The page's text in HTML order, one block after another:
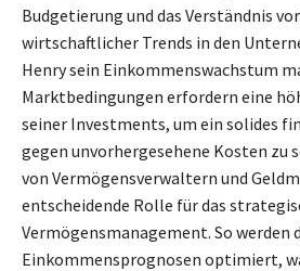
Budgetierung und das Verständnis
wirtschaftlicher Trends in den
Henry sein Einkommenswachstum
Marktbedingungen erfordern eine
seiner Investments, um ein solides
gegen unvorhergesehene Kosten zu
von Vermögensverwaltern und
entscheidende Rolle für das
Vermögensmanagement. So werden
Einkommensprognosen optimiert,